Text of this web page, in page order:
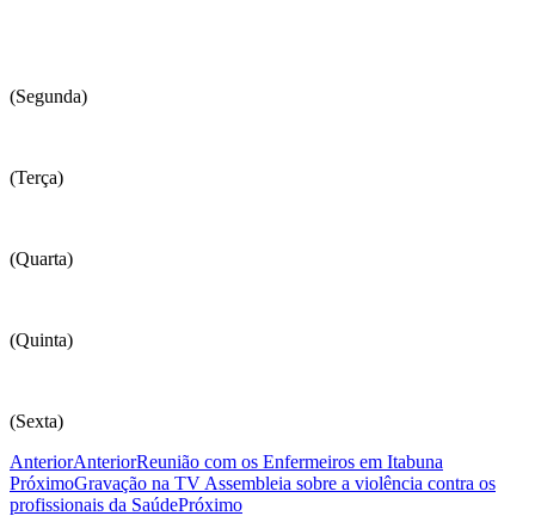
(Segunda)
(Terça)
(Quarta)
(Quinta)
(Sexta)
AnteriorAnteriorReunião com os Enfermeiros em Itabuna
PróximoGravação na TV Assembleia sobre a violência contra os
profissionais da SaúdePróximo